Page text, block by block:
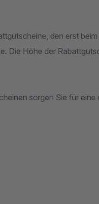
den erst
Die Höhe der
sorgen Sie für